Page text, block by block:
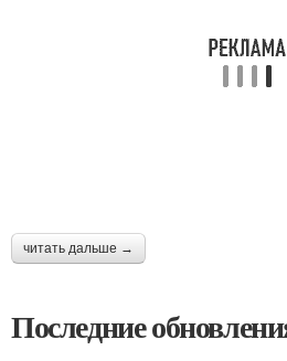
читать дальше →
Последние